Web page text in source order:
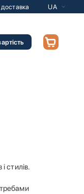
UA
стилів.